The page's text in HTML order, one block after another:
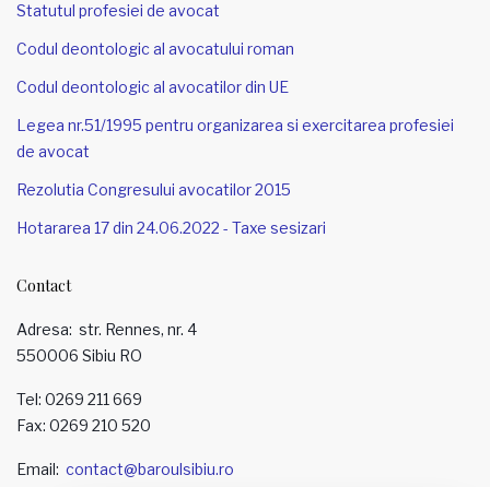
Statutul profesiei de avocat
Codul deontologic al avocatului roman
Codul deontologic al avocatilor din UE
Legea nr.51/1995 pentru organizarea si exercitarea profesiei
de avocat
Rezolutia Congresului avocatilor 2015
Hotararea 17 din 24.06.2022 - Taxe sesizari
Contact
Adresa str. Rennes, nr. 4
550006 Sibiu RO
Tel: 0269 211 669
Fax: 0269 210 520
Email contact@baroulsibiu.ro